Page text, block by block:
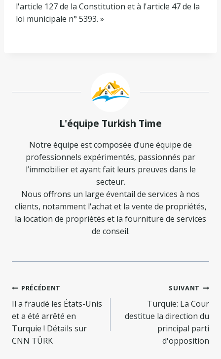
l'article 127 de la Constitution et à l'article 47 de la
loi municipale n° 5393. »
L'équipe Turkish Time
Notre équipe est composée d’une équipe de
professionnels expérimentés, passionnés par
l’immobilier et ayant fait leurs preuves dans le
secteur.
Nous offrons un large éventail de services à nos
clients, notamment l'achat et la vente de propriétés,
la location de propriétés et la fourniture de services
de conseil.
Navigation
de
l’article
PRÉCÉDENT
Il a fraudé les États-Unis
et a été arrêté en
Turquie ! Détails sur
CNN TÜRK
SUIVANT
Turquie: La Cour
destitue la direction du
principal parti
d'opposition